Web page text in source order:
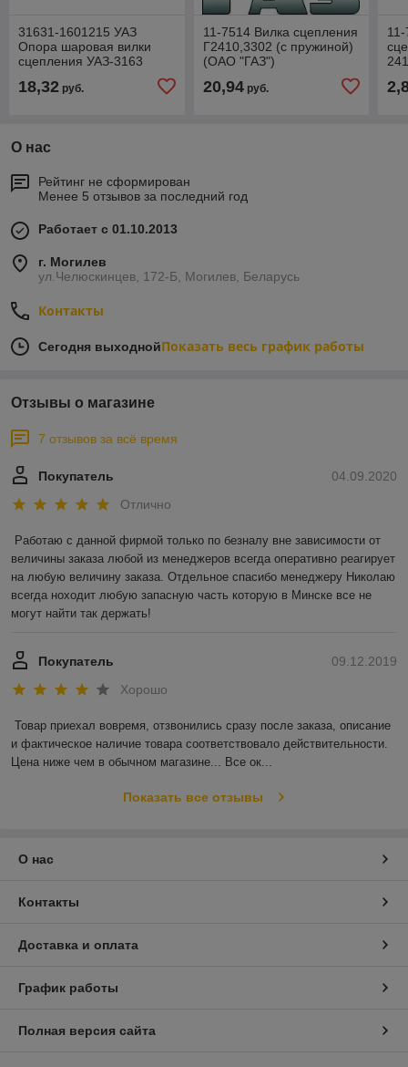
31631-1601215 УАЗ
Опора шаровая вилки
сцепления УАЗ-3163
18,32 руб.
11-7514 Вилка сцепления
Г2410,3302 (с пружиной)
(ОАО "ГАЗ")
20,94руб.
О нас
Рейтинг не сформирован
Менее 5 отзывов за последний год
Работает с 01.10.2013
г. Могилев
ул.Челюскинцев, 172-Б, Могилев, Беларусь
Контакты
Сегодня выходнойПоказать весь график работы
Отзывы о магазине
7 отзывов за всё время
04.09.2020
Покупатель
Отлично
Работаю с данной фирмой только по безналу вне зависимости от
величины заказа любой из менеджеров всегда оперативно реагирует
на любую величину заказа. Отдельное спасибо менеджеру Николаю
всегда ноходит любую запасную часть которую в Минске все не
могут найти так держать!
09.12.2019
Покупатель
Хорошо
Товар приехал вовремя, отзвонились сразу после заказа, описание
и фактическое наличие товара соответствовало действительности.
Цена ниже чем в обычном магазине... Все ок...
Показать все отзывы
О нас
Контакты
Доставка и оплата
График работы
Полная версия сайта